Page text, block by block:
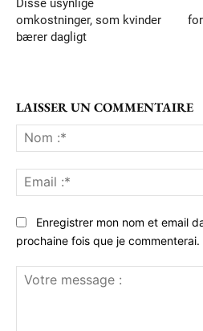
omkostninger, som kvinder
bærer dagligt
LAISSER UN COMMENTAIRE
Enregistrer mon nom et email
prochaine fois que je commenterai.